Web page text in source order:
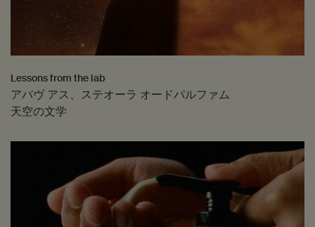
Lessons from the lab
アバヴ アス、ステオーラ オードパルファム
天空の文学